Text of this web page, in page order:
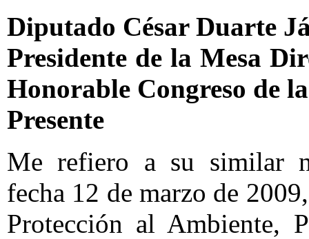
Diputado César Duarte
Presidente de la Mesa
Honorable Congreso de
Presente
Me refiero a su similar
fecha 12 de marzo de
Protección al Ambiente,